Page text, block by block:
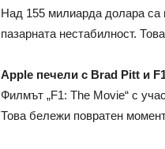
Над 155 милиарда долара са
пазарната нестабилност.
Apple печели с Brad Pitt и
Филмът „F1: The Movie“ с
Това бележи повратен